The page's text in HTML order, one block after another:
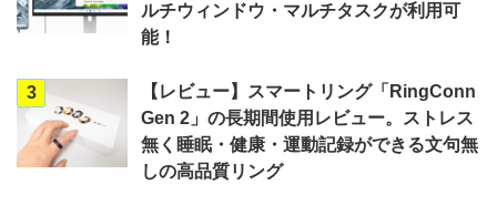
ルチウィンドウ・マルチタスクが利用可
能！
3
【レビュー】スマートリング「RingConn
Gen 2」の長期間使用レビュー。ストレス
無く睡眠・健康・運動記録ができる文句無
しの高品質リング